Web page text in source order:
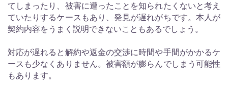
てしまったり、被害に遭ったことを知られたくないと考え
ていたりするケースもあり、発見が遅れがちです。本人が
契約内容をうまく説明できないこともあるでしょう。
対応が遅れると解約や返金の交渉に時間や手間がかかるケ
ースも少なくありません。被害額が膨らんでしまう可能性
もあります。